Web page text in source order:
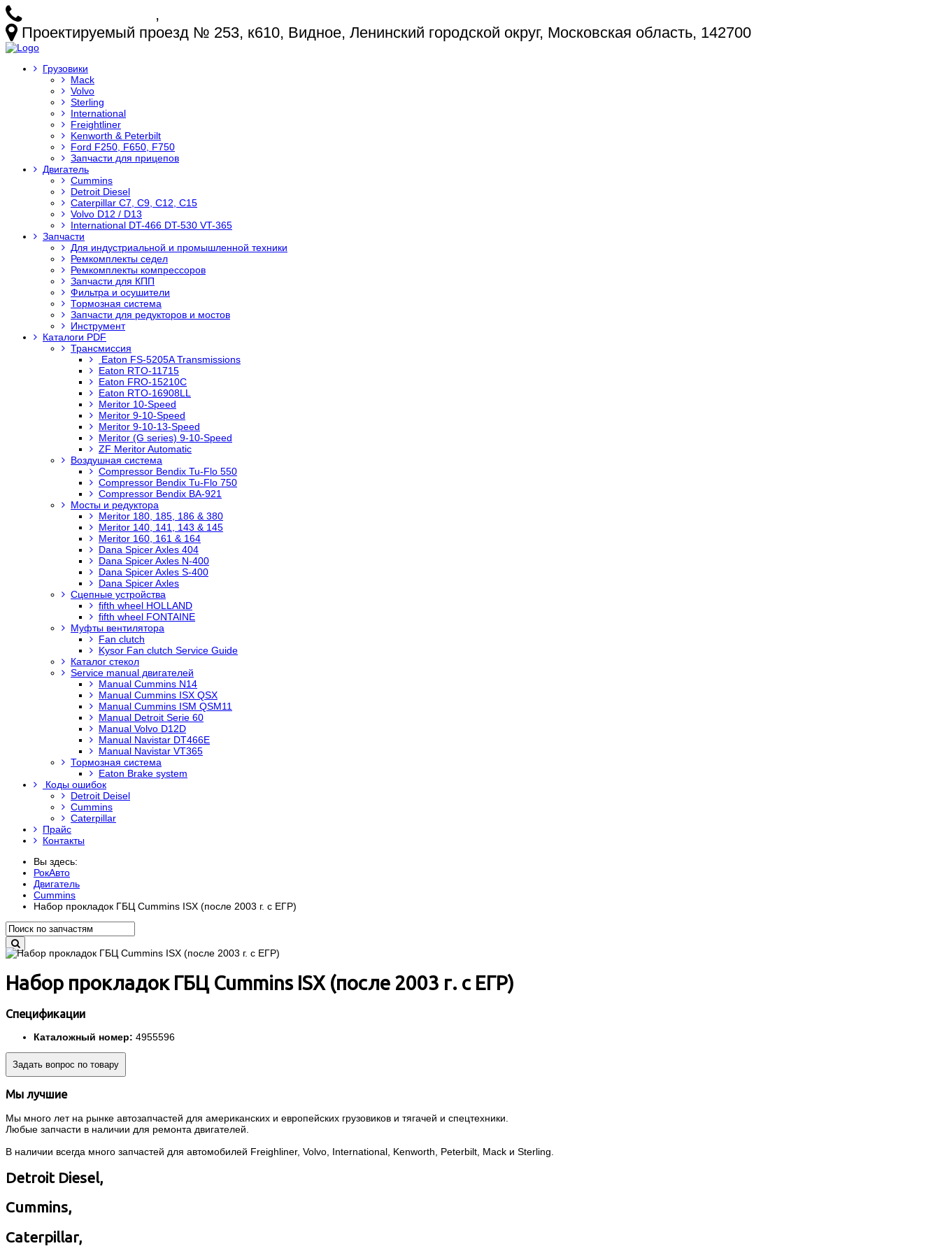
,
Проектируемый проезд № 253, к610, Видное, Ленинский городской округ, Московская область, 142700
Грузовики
Mack
Volvo
Sterling
International
Freightliner
Kenworth & Peterbilt
Ford F250, F650, F750
Запчасти для прицепов
Двигатель
Cummins
Detroit Diesel
Caterpillar C7, C9, C12, C15
Volvo D12 / D13
International DT-466 DT-530 VT-365
Запчасти
Для индустриальной и промышленной техники
Ремкомплекты седел
Ремкомплекты компрессоров
Запчасти для КПП
Фильтра и осушители
Тормозная система
Запчасти для редукторов и мостов
Инструмент
Каталоги PDF
Трансмиссия
Eaton FS-5205A Transmissions
Eaton RTO-11715
Eaton FRO-15210C
Eaton RTO-16908LL
Meritor 10-Speed
Meritor 9-10-Speed
Meritor 9-10-13-Speed
Meritor (G series) 9-10-Speed
ZF Meritor Automatic
Воздушная система
Compressor Bendix Tu-Flo 550
Compressor Bendix Tu-Flo 750
Compressor Bendix BA-921
Мосты и редуктора
Meritor 180, 185, 186 & 380
Meritor 140, 141, 143 & 145
Meritor 160, 161 & 164
Dana Spicer Axles 404
Dana Spicer Axles N-400
Dana Spicer Axles S-400
Dana Spicer Axles
Сцепные устройства
fifth wheel HOLLAND
fifth wheel FONTAINE
Муфты вентилятора
Fan clutch
Kysor Fan clutch Service Guide
Каталог стекол
Service manual двигателей
Manual Cummins N14
Manual Cummins ISX QSX
Manual Cummins ISM QSM11
Manual Detroit Serie 60
Manual Volvo D12D
Manual Navistar DT466E
Manual Navistar VT365
Тормозная система
Eaton Brake system
Коды ошибок
Detroit Deisel
Cummins
Caterpillar
Прайс
Контакты
Вы здесь:
РокАвто
Двигатель
Cummins
Набор прокладок ГБЦ Cummins ISX (после 2003 г. с ЕГР)
Набор прокладок ГБЦ Cummins ISX (после 2003 г. с ЕГР)
Спецификации
Каталожный номер: 4955596
Задать вопрос по товару
Мы лучшие
Мы много лет на рынке автозапчастей для американских и европейских грузовиков и тягачей и спецтехники.
Любые запчасти в наличии для ремонта двигателей.
В наличии всегда много запчастей для автомобилей Freighliner, Volvo, International, Kenworth, Peterbilt, Mack и Sterling.
Detroit Diesel,
Cummins,
Caterpillar,